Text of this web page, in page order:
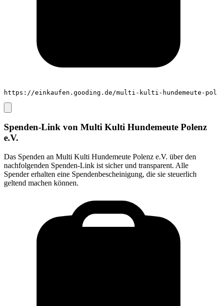
https://einkaufen.gooding.de/multi-kulti-hundemeute-
Spenden-Link von Multi Kulti Hundemeute Polenz
e.V.
Das Spenden an Multi Kulti Hundemeute Polenz e.V. über den
nachfolgenden Spenden-Link ist sicher und transparent. Alle
Spender erhalten eine Spendenbescheinigung, die sie steuerlich
geltend machen können.